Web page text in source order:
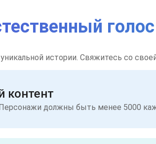
истории. Свяжитесь со
контент
должны быть менее 5000